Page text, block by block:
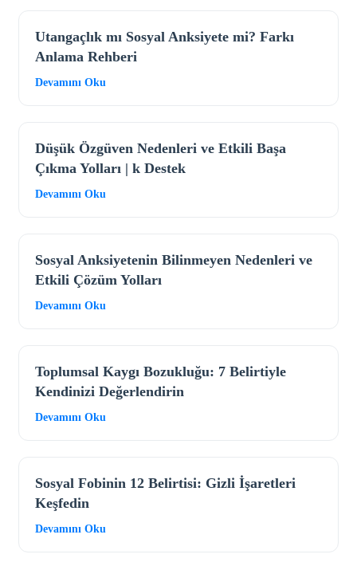
Utangaçlık mı Sosyal Anksiyete mi? Farkı
Anlama Rehberi
Devamını Oku
Düşük Özgüven Nedenleri ve Etkili Başa
Çıkma Yolları | k Destek
Devamını Oku
Sosyal Anksiyetenin Bilinmeyen Nedenleri ve
Etkili Çözüm Yolları
Devamını Oku
Toplumsal Kaygı Bozukluğu: 7 Belirtiyle
Kendinizi Değerlendirin
Devamını Oku
Sosyal Fobinin 12 Belirtisi: Gizli İşaretleri
Keşfedin
Devamını Oku